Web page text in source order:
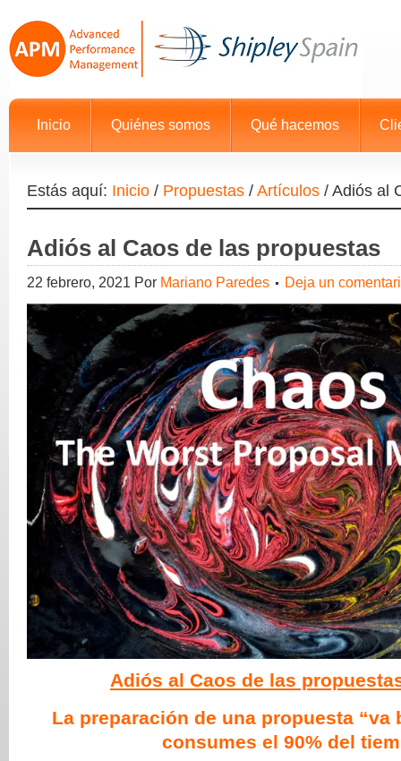
Inicio Quiénes somos Qué hacemos
Estás aquí: Inicio / Propuestas / Artículos / Adiós al
Adiós al Caos de las propuestas
22 febrero, 2021 Por Mariano Paredes Deja un
Adiós al Caos de las
La preparación de una propuesta “va
consumes el 90% del